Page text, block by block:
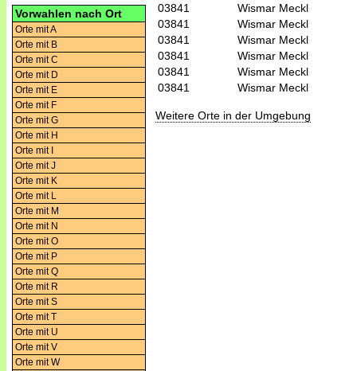
Vorwahlen nach Ort
Orte mit A
Orte mit B
Orte mit C
Orte mit D
Orte mit E
Orte mit F
Orte mit G
Orte mit H
Orte mit I
Orte mit J
Orte mit K
Orte mit L
Orte mit M
Orte mit N
Orte mit O
Orte mit P
Orte mit Q
Orte mit R
Orte mit S
Orte mit T
Orte mit U
Orte mit V
Orte mit W
03841
Wismar Meckl
03841
Wismar Meckl
03841
Wismar Meckl
03841
Wismar Meckl
03841
Wismar Meckl
03841
Wismar Meckl
Weitere Orte in der Umgebung